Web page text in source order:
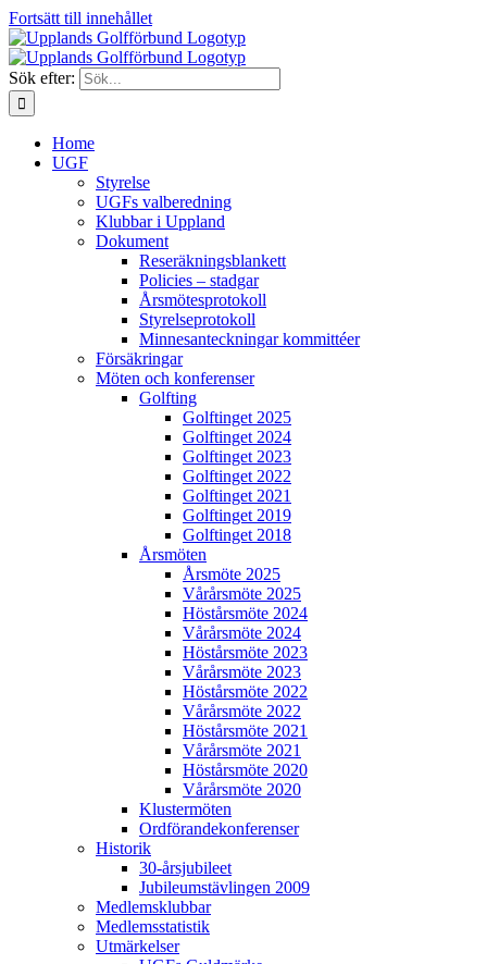
Fortsätt till innehållet
Sök efter:
Home
UGF
Styrelse
UGFs valberedning
Klubbar i Uppland
Dokument
Reseräkningsblankett
Policies – stadgar
Årsmötesprotokoll
Styrelseprotokoll
Minnesanteckningar kommittéer
Försäkringar
Möten och konferenser
Golfting
Golftinget 2025
Golftinget 2024
Golftinget 2023
Golftinget 2022
Golftinget 2021
Golftinget 2019
Golftinget 2018
Årsmöten
Årsmöte 2025
Vårårsmöte 2025
Höstårsmöte 2024
Vårårsmöte 2024
Höstårsmöte 2023
Vårårsmöte 2023
Höstårsmöte 2022
Vårårsmöte 2022
Höstårsmöte 2021
Vårårsmöte 2021
Höstårsmöte 2020
Vårårsmöte 2020
Klustermöten
Ordförandekonferenser
Historik
30-årsjubileet
Jubileumstävlingen 2009
Medlemsklubbar
Medlemsstatistik
Utmärkelser